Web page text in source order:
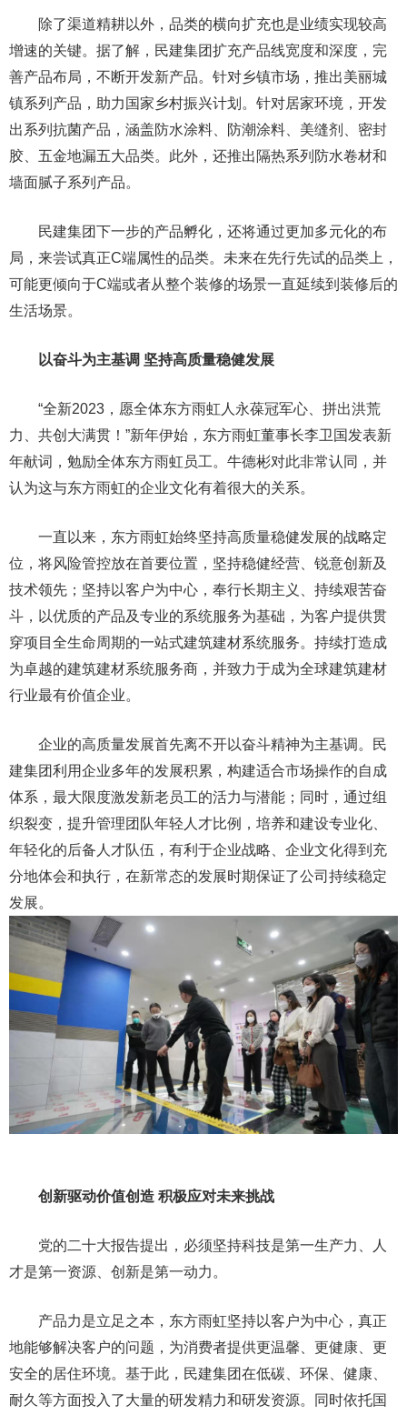
除了渠道精耕以外，品类的横向扩充也是业绩实现较高
增速的关键。据了解，民建集团扩充产品线宽度和深度，完
善产品布局，不断开发新产品。针对乡镇市场，推出美丽城
镇系列产品，助力国家乡村振兴计划。针对居家环境，开发
出系列抗菌产品，涵盖防水涂料、防潮涂料、美缝剂、密封
胶、五金地漏五大品类。此外，还推出隔热系列防水卷材和
墙面腻子系列产品。
民建集团下一步的产品孵化，还将通过更加多元化的布
局，来尝试真正C端属性的品类。未来在先行先试的品类上，
可能更倾向于C端或者从整个装修的场景一直延续到装修后的
生活场景。
以奋斗为主基调 坚持高质量稳健发展
“全新2023，愿全体东方雨虹人永葆冠军心、拼出洪荒
力、共创大满贯！”新年伊始，东方雨虹董事长李卫国发表新
年献词，勉励全体东方雨虹员工。牛德彬对此非常认同，并
认为这与东方雨虹的企业文化有着很大的关系。
一直以来，东方雨虹始终坚持高质量稳健发展的战略定
位，将风险管控放在首要位置，坚持稳健经营、锐意创新及
技术领先；坚持以客户为中心，奉行长期主义、持续艰苦奋
斗，以优质的产品及专业的系统服务为基础，为客户提供贯
穿项目全生命周期的一站式建筑建材系统服务。持续打造成
为卓越的建筑建材系统服务商，并致力于成为全球建筑建材
行业最有价值企业。
企业的高质量发展首先离不开以奋斗精神为主基调。民
建集团利用企业多年的发展积累，构建适合市场操作的自成
体系，最大限度激发新老员工的活力与潜能；同时，通过组
织裂变，提升管理团队年轻人才比例，培养和建设专业化、
年轻化的后备人才队伍，有利于企业战略、企业文化得到充
分地体会和执行，在新常态的发展时期保证了公司持续稳定
发展。
创新驱动价值创造 积极应对未来挑战
党的二十大报告提出，必须坚持科技是第一生产力、人
才是第一资源、创新是第一动力。
产品力是立足之本，东方雨虹坚持以客户为中心，真正
地能够解决客户的问题，为消费者提供更温馨、更健康、更
安全的居住环境。基于此，民建集团在低碳、环保、健康、
耐久等方面投入了大量的研发精力和研发资源。同时依托国